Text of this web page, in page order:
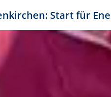
Start für